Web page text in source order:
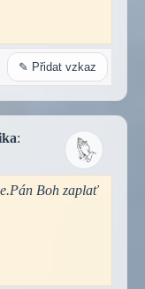
✎ Přidat vzkaz
:
Boh zaplať